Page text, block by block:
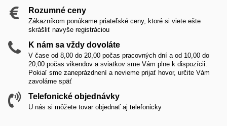
Rozumné ceny
Zákazníkom ponúkame priateľské ceny, ktoré si viete ešte
skrášliť navyše registráciou
K nám sa vždy dovoláte
V čase od 8,00 do 20,00 počas pracovných dní a od 10,00 do
20,00 počas vikendov a sviatkov sme Vám plne k dispozícii.
Pokiaľ sme zaneprázdnení a nevieme prijať hovor, určite Vám
zavoláme späť
Telefonické objednávky
U nás si môžete tovar objednať aj telefonicky